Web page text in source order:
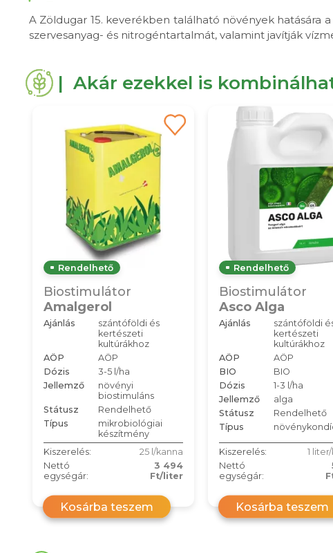
A Zöldugar 15. keverékben található növények hatására
szervesanyag- és nitrogéntartalmát, valamint javítják
| Akár ezekkel is
Rendelhető
Biostimulátor
Amalgerol
Ajánlás
szántóföldi és
kertészeti
kultúrákhoz
AÖP
AÖP
Dózis
3-5 l/ha
Jellemző
növényi
biostimuláns
Státusz
Rendelhető
Típus
mikrobiológiai
készítmény
Kiszerelés:
25 l/kanna
Nettó
egységár:
3 494
Ft/liter
Kosárba teszem
Rendelhető
Biostimulátor
Asco Alga
Ajánlás
szántóföldi
kertészeti
kultúrákhoz
AÖP
AÖP
BIO
BIO
Dózis
1-3 l/ha
Jellemző
alga
Státusz
Rendelhető
Típus
Kiszerelés:
1
Nettó
egységár:
Kosárba teszem